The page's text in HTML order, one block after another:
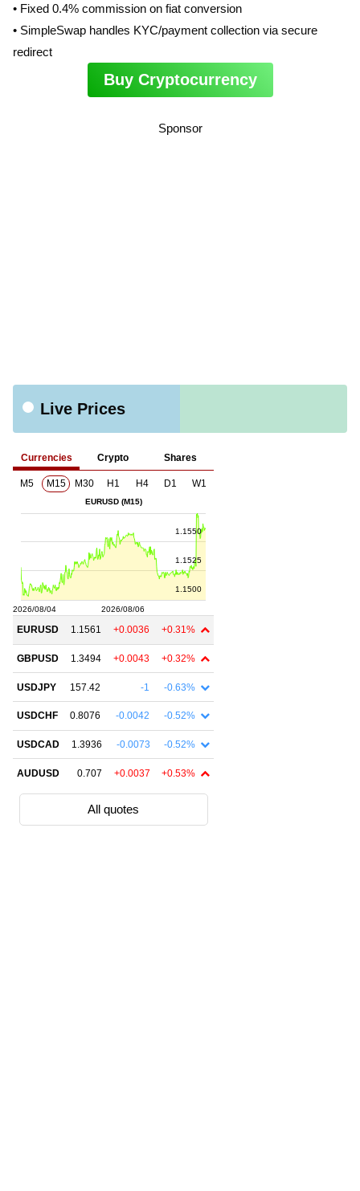
• Fixed 0.4% commission on fiat conversion
• SimpleSwap handles KYC/payment collection via secure
redirect
Buy Cryptocurrency
Sponsor
Live Prices